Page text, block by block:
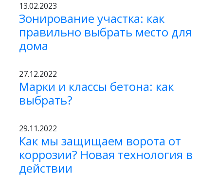
13.02.2023
Зонирование участка: как
правильно выбрать место для
дома
27.12.2022
Марки и классы бетона: как
выбрать?
29.11.2022
Как мы защищаем ворота от
коррозии? Новая технология в
действии